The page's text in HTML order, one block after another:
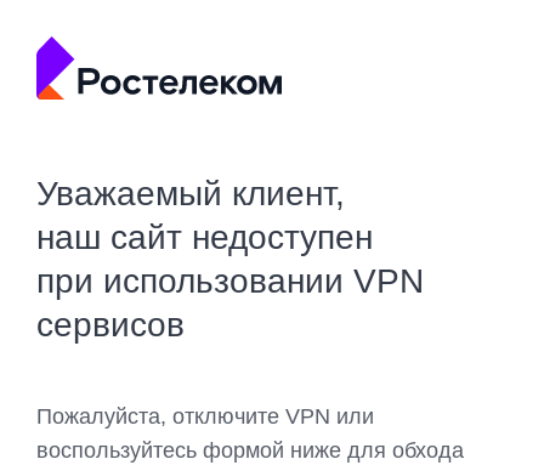
Уважаемый клиент,
наш сайт недоступен
при использовании VPN
сервисов
Пожалуйста, отключите VPN или
воспользуйтесь формой ниже для обхода